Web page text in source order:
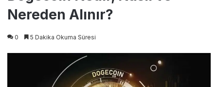
Nereden Alınır?
0 5 Dakika Okuma Süresi